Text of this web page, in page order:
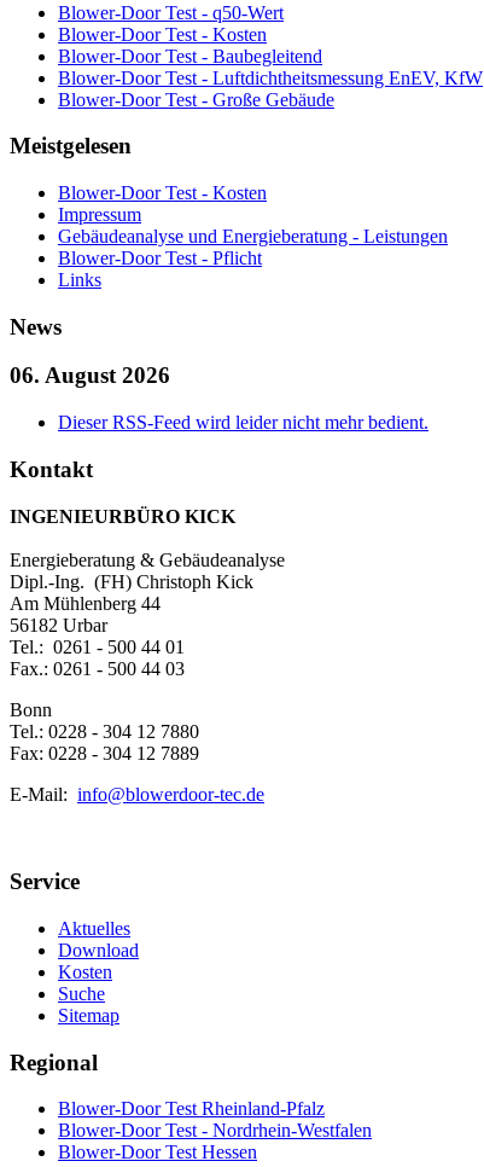
Blower-Door Test - q50-Wert
Blower-Door Test - Kosten
Blower-Door Test - Baubegleitend
Blower-Door Test - Luftdichtheitsmessung EnEV, KfW
Blower-Door Test - Große Gebäude
Meistgelesen
Blower-Door Test - Kosten
Impressum
Gebäudeanalyse und Energieberatung - Leistungen
Blower-Door Test - Pflicht
Links
News
06. August 2026
Dieser RSS-Feed wird leider nicht mehr bedient.
Kontakt
INGENIEURBÜRO KICK
Energieberatung & Gebäudeanalyse
Dipl.-Ing. (FH) Christoph Kick
Am Mühlenberg 44
56182 Urbar
Tel.: 0261 - 500 44 01
Fax.: 0261 - 500 44 03
Bonn
Tel.: 0228 - 304 12 7880
Fax: 0228 - 304 12 7889
E-Mail: info@blowerdoor-tec.de
Service
Aktuelles
Download
Kosten
Suche
Sitemap
Regional
Blower-Door Test Rheinland-Pfalz
Blower-Door Test - Nordrhein-Westfalen
Blower-Door Test Hessen